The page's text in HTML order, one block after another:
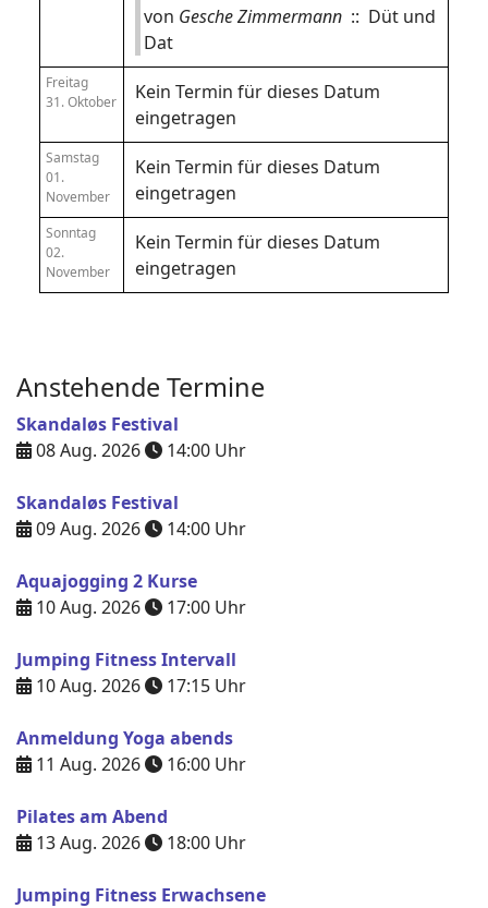
von Gesche Zimmermann :: Düt und
Dat
Freitag
31. Oktober
Kein Termin für dieses Datum
eingetragen
Samstag
01.
November
Kein Termin für dieses Datum
eingetragen
Sonntag
02.
November
Kein Termin für dieses Datum
eingetragen
Anstehende Termine
Skandaløs Festival
08 Aug. 2026
14:00 Uhr
Skandaløs Festival
09 Aug. 2026
14:00 Uhr
Aquajogging 2 Kurse
10 Aug. 2026
17:00 Uhr
Jumping Fitness Intervall
10 Aug. 2026
17:15 Uhr
Anmeldung Yoga abends
11 Aug. 2026
16:00 Uhr
Pilates am Abend
13 Aug. 2026
18:00 Uhr
Jumping Fitness Erwachsene